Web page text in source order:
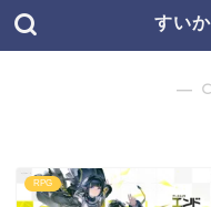
すい
―
RPG